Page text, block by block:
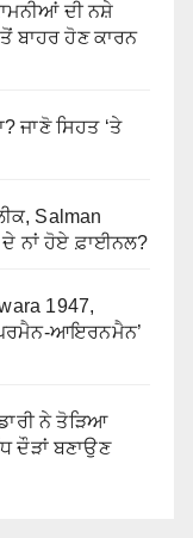
ਦੀ ਨਸ਼ੇ
ਬਾਹਰ ਹੋਣ ਕਾਰਨ
ਜਾਣੋ ਸਿਹਤ ‘ਤੇ
Salman
ਨਾਂ ਹੋਏ ਫ਼ਾਈਨਲ?
1947,
ਆਇਰਨਮੈਨ’
ਨੇ ਤੋੜਿਆ
ਦੌੜਾਂ ਬਣਾਉਣ